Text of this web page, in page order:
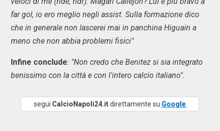
far gol, io ero meglio negli assist. Sulla formazione dico
che in generale non lascerei mai in panchina Higuain a
meno che non abbia problemi fisici"
Infine conclude: "Non credo che Benitez si sia integrato
benissimo con la città e con l'intero calcio italiano".
segui CalcioNapoli24.itdirettamente su Google